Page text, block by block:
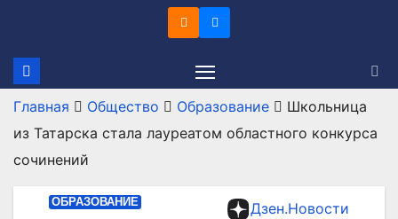
содержимому
Главная Общество Образование
Школьница
из Татарска стала лауреатом областного конкурса
сочинений
Дзен.Новости
ОБРАЗОВАНИЕ